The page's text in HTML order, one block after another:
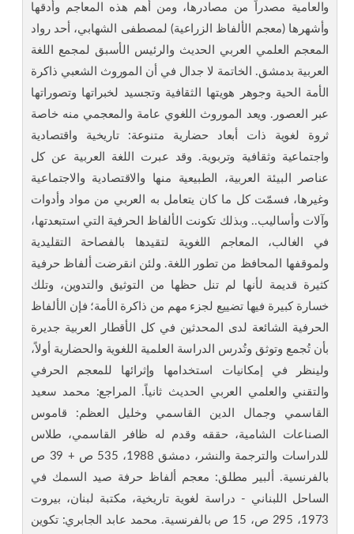
والعامية مصدراً من مصادرها، ومن أهم هذه المعاجم وأدقها
وأشهرها (معجم الألفاظ الزراعية) لمصطفى الشهابي، أحد رواد
المعجم العلمي العربي الحديث والرئيس الأسبق لمجمع اللغة
العربية بدمشق. الخاتمة لا جدال في أن الموروث الشعبي ذاكرة
الأمة الحية وجوهر هويتها الثقافية وتجسيد لخبراتها وتصوراتها
عبر العصور. ويعد الموروث اللغوي عامة والمعجمي منه خاصة
ثروة لغوية ذات أبعاد حضارية متنوعة: تاريخية واقتصادية
واجتماعية وثقافية وتربوية. وقد عبرت اللغة العربية عن كل
عناصر البيئة العربية، الطبيعية منها والاقتصادية والاجتماعية
وغيرها، فسمّت كل ما كان يتعامل به العربي من مواد وأدوات
وآلات وأساليب.. وبذلك تكونت الألفاظ الحرفية التي استبعدتها،
في الغالب، المعاجم اللغوية لتقيدها بالفصاحة التقليدية
ولموقفها المحافظ من تطور اللغة. ولئن انقرضت ألفاظ حرفية
كثيرة قديمة لأنها لم تنل حظها من التوثيق والتدوين، وتلك
خسارة كبيرة فيها تضييع لجزء مهم من ذاكرة الأمة؛ فإن الألفاظ
الحرفية الشائعة لدى المحدثين في كل الأقطار العربية جديرة
بأن تُجمع وتوثق وتُدرس الدراسة العلمية اللغوية والحضارية أولاً،
ولينظر في إمكانيات استخدامها وإثرائها للمعجم الحرفي
والتقني والعلمي العربي الحديث ثانياً. المراجع: محمد سعيد
القاسمي وجمال الدين القاسمي وخليل العظم: قاموس
الصناعات الشامية، حققه وقدم له ظافر القاسمي، طلاس
للدراسات والترجمة والنشر، دمشق 1988، 535 ص + 39 ص
بالفرنسية. ألبير مطلق: معجم ألفاظ حرفة صيد السمك في
الساحل اللبناني - دراسة لغوية تاريخية، مكتبة لبنان، بيروت
1973، 295 ص، 15 ص بالفرنسية. محمد عابد الجابري: تكوين